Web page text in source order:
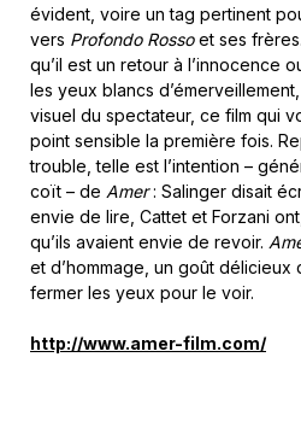
évident, voire un tag pertinent
vers Profondo Rossoet ses frères.
qu’il est un retour à l’innocence
les yeux blancs
visuel du spectateur, ce film qui
point sensible la première fois.
trouble, telle est l’intention –
coït – de Amer: Salinger disait
envie de lire, Cattet et Forzani
qu’ils avaient envie de revoir.
et d’hommage, un goût
fermer les yeux pour le voir.
http://www.amer-film.com/